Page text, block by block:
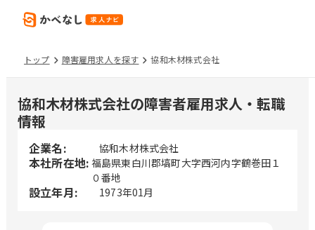
トップ 障害雇用求人を探す 協和木材株式会社
協和木材株式会社の障害者雇用求人・転職
情報
企業名: 協和木材株式会社
本社所在地: 福島県東白川郡塙町大字西河内字鶴巻田１
０番地
設立年月: 1973年01月